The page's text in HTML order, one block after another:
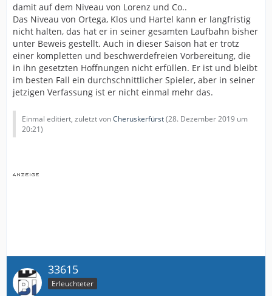
damit auf dem Niveau von Lorenz und Co..
Das Niveau von Ortega, Klos und Hartel kann er langfristig
nicht halten, das hat er in seiner gesamten Laufbahn bisher
unter Beweis gestellt. Auch in dieser Saison hat er trotz
einer kompletten und beschwerdefreien Vorbereitung, die
in ihn gesetzten Hoffnungen nicht erfüllen. Er ist und bleibt
im besten Fall ein durchschnittlicher Spieler, aber in seiner
jetzigen Verfassung ist er nicht einmal mehr das.
Einmal editiert, zuletzt vonCheruskerfürst(28. Dezember 2019 um
20:21)
33615
Erleuchteter